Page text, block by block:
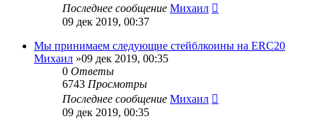
Последнее сообщение Михаил
09 дек 2019, 00:37
Мы принимаем следующие стейблкоины на ERC20
Михаил »09 дек 2019, 00:35
0 Ответы
6743 Просмотры
Последнее сообщение Михаил
09 дек 2019, 00:35